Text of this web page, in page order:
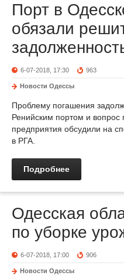
Порт в
обязали
6-07-2018, 17:30 963
Новости Одессы
Проблему погашения
Ренийским портом и вопрос
предприятия обсудили на
в РГА.
Подробнее
Одесская
по уборке
6-07-2018, 17:00 906
Новости Одессы